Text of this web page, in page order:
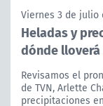
Viernes 3 de julio
Heladas y
dónde lloverá
Revisamos el
de TVN, Arlette
precipitaciones